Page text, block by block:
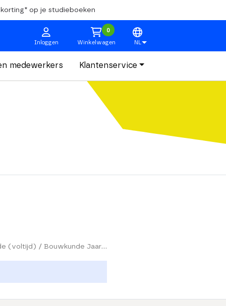
korting* op je studieboeken
Inloggen Winkelwagen
0
NL
medewerkers Klantenservice
HAN University of Applied Sciences / Arnhem / 2026 - 2027 / Bachelor / Bouwkunde / Bouwkunde (voltijd) / Bouwkunde Jaar 1 Havo/VWO